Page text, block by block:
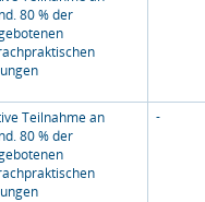
80 % der
Teilnahme an
80 % der
-